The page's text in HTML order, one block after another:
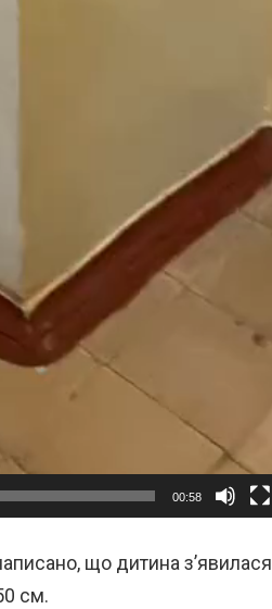
00:58
що дитина з’явилася
см.